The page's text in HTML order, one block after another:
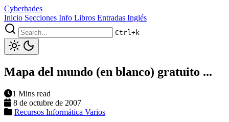
Cyberhades
Inicio Secciones Info Libros Entradas Inglés
Ctrl+k
Mapa del mundo (en blanco) gratuito ...
1 Mins read
8 de octubre de 2007
Recursos Informática Varios